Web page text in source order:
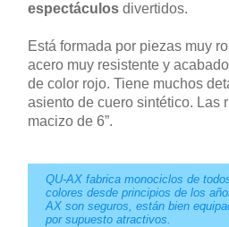
espectáculos divertidos.
Está formada por piezas muy
acero muy resistente y
de color rojo. Tiene muchos
asiento de cuero sintético. Las
macizo de 6”.
QU-AX fabrica monociclos de
colores desde principios de los
AX son seguros, están bien
por supuesto atractivos.